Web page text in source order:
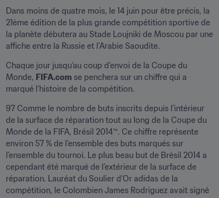
Dans moins de quatre mois, le 14 juin pour être précis, la
21ème édition de la plus grande compétition sportive de
la planète débutera au Stade Loujniki de Moscou par une
affiche entre la Russie et l’Arabie Saoudite.
Chaque jour jusqu’au coup d’envoi de la Coupe du
Monde, FIFA.com se penchera sur un chiffre qui a
marqué l’histoire de la compétition.
97 Comme le nombre de buts inscrits depuis l’intérieur
de la surface de réparation tout au long de la Coupe du
Monde de la FIFA, Brésil 2014™. Ce chiffre représente
environ 57 % de l’ensemble des buts marqués sur
l’ensemble du tournoi. Le plus beau but de Brésil 2014 a
cependant été marqué de l’extérieur de la surface de
réparation. Lauréat du Soulier d’Or adidas de la
compétition, le Colombien James Rodriguez avait signé